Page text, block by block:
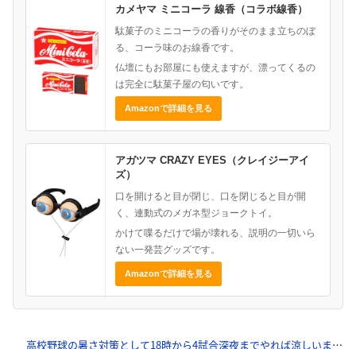
カメヤマ ミニコーラ 線香（コラボ線香）
駄菓子のミニコーラの香りがそのまま立ちのぼ
る、コーラ味のお線香です。
仏壇にもお部屋にも使えますが、漂ってくるの
は完全に駄菓子屋の匂いです。
Amazonで詳細を見る
アガツマ CRAZY EYES（クレイジーアイ
ズ）
口を開けると目が閉じ、口を閉じると目が開
く、連動式のメガネ型ジョークトイ。
かけて喋るだけで場が壊れる、説明の一切いら
ない一発芸グッズです。
Amazonで詳細を見る